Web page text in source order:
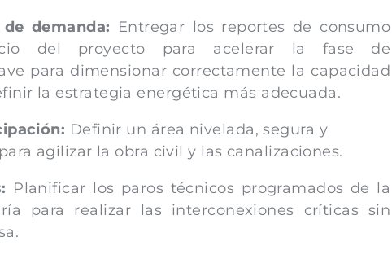
demanda: Entregar los reportes de consumo
del proyecto para acelerar la fase de
para dimensionar correctamente la capacidad
la estrategia energética más adecuada.
Definir un área nivelada, segura y
agilizar la obra civil y las canalizaciones.
Planificar los paros técnicos programados de la
para realizar las interconexiones críticas sin